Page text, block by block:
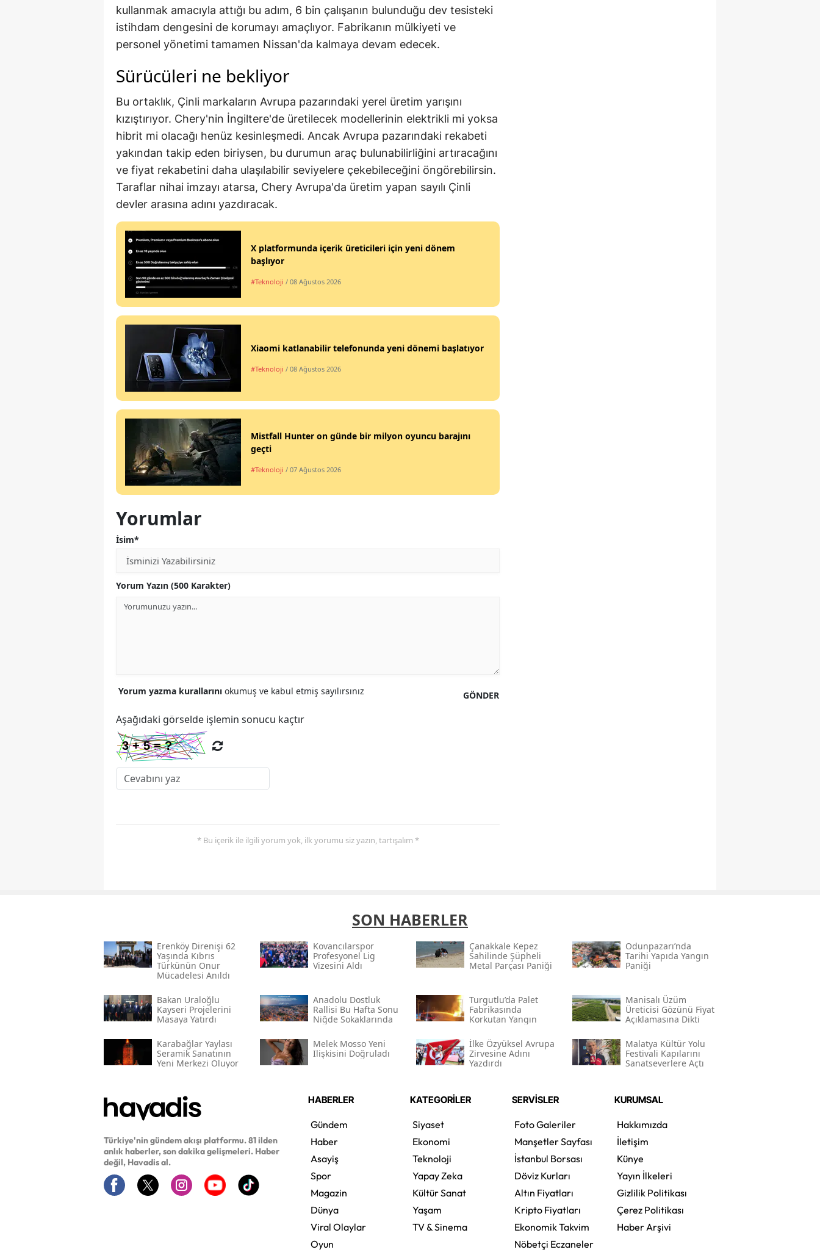
kullanmak amacıyla attığı bu adım, 6 bin çalışanın bulunduğu dev tesisteki
istihdam dengesini de korumayı amaçlıyor. Fabrikanın mülkiyeti ve
personel yönetimi tamamen Nissan'da kalmaya devam edecek.
Sürücüleri ne bekliyor
Bu ortaklık, Çinli markaların Avrupa pazarındaki yerel üretim yarışını
kızıştırıyor. Chery'nin İngiltere'de üretilecek modellerinin elektrikli mi yoksa
hibrit mi olacağı henüz kesinleşmedi. Ancak Avrupa pazarındaki rekabeti
yakından takip eden biriysen, bu durumun araç bulunabilirliğini artıracağını
ve fiyat rekabetini daha ulaşılabilir seviyelere çekebileceğini öngörebilirsin.
Taraflar nihai imzayı atarsa, Chery Avrupa'da üretim yapan sayılı Çinli
devler arasına adını yazdıracak.
X platformunda içerik üreticileri için yeni dönem
başlıyor
#Teknoloji / 08 Ağustos 2026
Xiaomi katlanabilir telefonunda yeni dönemi başlatıyor
#Teknoloji / 08 Ağustos 2026
Mistfall Hunter on günde bir milyon oyuncu barajını
geçti
#Teknoloji / 07 Ağustos 2026
Yorumlar
İsim*
Yorum Yazın (500 Karakter)
GÖNDER
Yorum yazma kurallarını okumuş ve kabul etmiş sayılırsınız
Aşağıdaki görselde işlemin sonucu kaçtır
* Bu içerik ile ilgili yorum yok, ilk yorumu siz yazın, tartışalım *
SON HABERLER
Erenköy Direnişi 62
Yaşında Kıbrıs
Türkünün Onur
Mücadelesi Anıldı
Kovancılarspor
Profesyonel Lig
Vizesini Aldı
Çanakkale Kepez
Sahilinde Şüpheli
Metal Parçası Paniği
Odunpazarı’nda
Tarihi Yapıda Yangın
Paniği
Bakan Uraloğlu
Kayseri Projelerini
Masaya Yatırdı
Anadolu Dostluk
Rallisi Bu Hafta Sonu
Niğde Sokaklarında
Turgutlu’da Palet
Fabrikasında
Korkutan Yangın
Manisalı Üzüm
Üreticisi Gözünü Fiyat
Açıklamasına Dikti
Karabağlar Yaylası
Seramik Sanatının
Yeni Merkezi Oluyor
Melek Mosso Yeni
Ilişkisini Doğruladı
İlke Özyüksel Avrupa
Zirvesine Adını
Yazdırdı
Malatya Kültür Yolu
Festivali Kapılarını
Sanatseverlere Açtı
Türkiye'nin gündem akışı platformu. 81 ilden
anlık haberler, son dakika gelişmeleri. Haber
değil, Havadis al.
HABERLER
Gündem
Haber
Asayiş
Spor
Magazin
Dünya
Viral Olaylar
Oyun
KATEGORİLER
Siyaset
Ekonomi
Teknoloji
Yapay Zeka
Kültür Sanat
Yaşam
TV & Sinema
SERVİSLER
Foto Galeriler
Manşetler Sayfası
İstanbul Borsası
Döviz Kurları
Altın Fiyatları
Kripto Fiyatları
Ekonomik Takvim
Nöbetçi Eczaneler
KURUMSAL
Hakkımızda
İletişim
Künye
Yayın İlkeleri
Gizlilik Politikası
Çerez Politikası
Haber Arşivi